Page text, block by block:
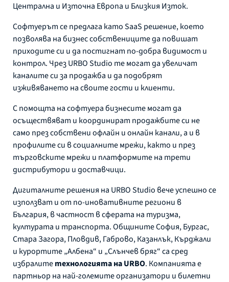
Централна и Източна Европа и Близкия Изток.
Софтуерът се предлага като SaaS решение, което
позволява на бизнес собствениците да повишат
приходите си и да постигнат по-добра видимост и
контрол. Чрез URBO Studio те могат да увеличат
каналите си за продажба и да подобрят
изживяването на своите гости и клиенти.
С помощта на софтуера бизнесите могат да
осъществяват и координират продажбите си не
само през собствени офлайн и онлайн канали, а и в
профилите си в социалните мрежи, както и през
търговските мрежи и платформите на трети
дистрибутори и доставчици.
Дигиталните решения на URBO Studio вече успешно се
използват и от по-иновативните региони в
България, в частност в сферата на туризма,
културата и транспорта. Общините София, Бургас,
Стара Загора, Пловдив, Габрово, Казанлък, Кърджали
и курортите „Албена“ и „Слънчев бряг“ са сред
избралитетехнологията на URBO. Компанията е
партньор на най-големите организатори и билетни